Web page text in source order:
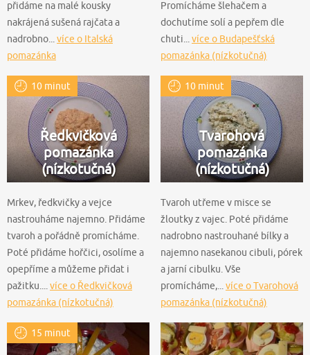
přidáme na malé kousky
nakrájená sušená rajčata a
nadrobno... více o Italská
pomazánka
Promícháme šlehačem a
dochutíme solí a pepřem dle
chuti... více o Budapešťská
pomazánka (nízkotučná)
10 minut
Ředkvičková
pomazánka
(nízkotučná)
Mrkev, ředkvičky a vejce
nastrouháme najemno. Přidáme
tvaroh a pořádně promícháme.
Poté přidáme hořčici, osolíme a
opepříme a můžeme přidat i
pažitku.... více o Ředkvičková
pomazánka (nízkotučná)
10 minut
Tvarohová
pomazánka
(nízkotučná)
Tvaroh utřeme v misce se
žloutky z vajec. Poté přidáme
nadrobno nastrouhané bílky a
najemno nasekanou cibuli, pórek
a jarní cibulku. Vše
promícháme,... více o Tvarohová
pomazánka (nízkotučná)
15 minut